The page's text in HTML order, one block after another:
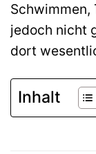
Schwimmen,
jedoch nicht
dort
Inhalt